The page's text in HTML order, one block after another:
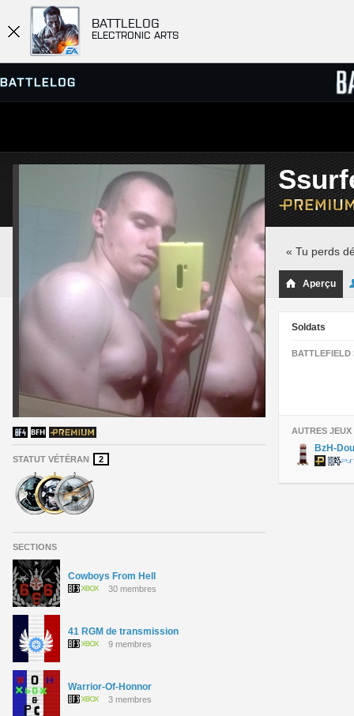
BATTLELOG
ELECTRONIC ARTS
SERVEURS
STATUT VÉTÉRAN 2
SECTIONS
Cowboys From Hell
30 membres
41 RGM de transmission
9 membres
Warrior-Of-Honnor
3 membres
« Tu perds
Aperçu
Soldats
BATTLEFIELD
AUTRES JEUX
BzH-